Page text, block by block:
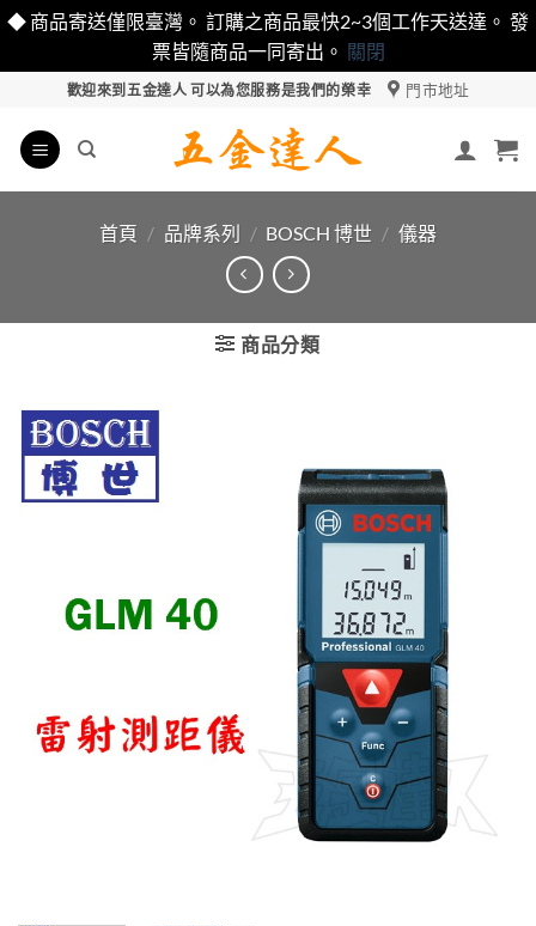
◆ 商品寄送僅限臺灣。 訂購之商品最快2~3個工作天送達。 發
票皆隨商品一同寄出。 關閉
content
歡迎來到五金達人 可以為您服務是我們的榮幸 門市地址
首頁 / 品牌系列 / BOSCH 博世 / 儀器
商品分類